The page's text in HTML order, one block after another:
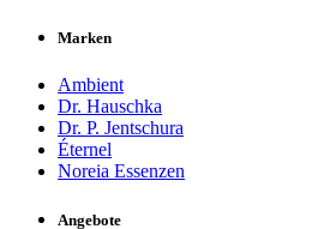
Marken
Ambient
Dr. Hauschka
Dr. P. Jentschura
Éternel
Noreia Essenzen
Angebote